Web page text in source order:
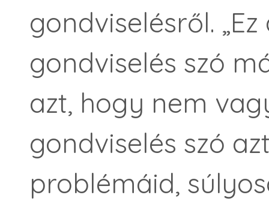
gondviselésről.
gondviselés szó
azt, hogy nem
gondviselés szó
problémáid,